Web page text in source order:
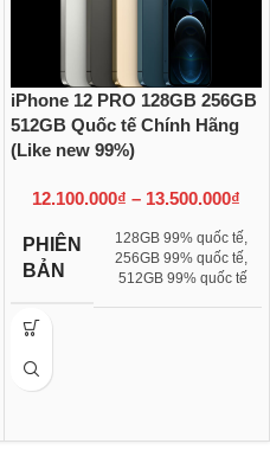
iPhone 12 PRO 128GB 256GB
512GB Quốc tế Chính Hãng
(Like new 99%)
12.100.000₫ – 13.500.000₫
PHIÊN
BẢN
128GB 99% quốc tế
256GB 99% quốc tế
512GB 99% quốc tế